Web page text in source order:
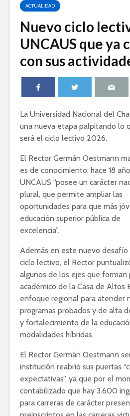
ACTUALIDAD
Nuevo ciclo
UNCAUS que ya
con sus
La Universidad Nacional del
una nueva etapa palpitando lo
será el ciclo lectivo 2026.
El Rector Germán Oestmann
es de conocimiento, hace 18
UNCAUS “posee un carácter
plural, que permite ampliar las
oportunidades para que más
educación superior pública de
excelencia”.
Además en este nuevo desafío
ciclo lectivo, el Rector
algunos de los ejes que
académico de la Casa de Altos
enfoque regional para atender
programas probados y de alta
y fortalecimiento de la
modalidades híbridas.
El Rector Germán Oestmann
institución reabrió sus puertas
expectativas”, ya que por el
contabilizado que hay 3.600
para carreras de carácter